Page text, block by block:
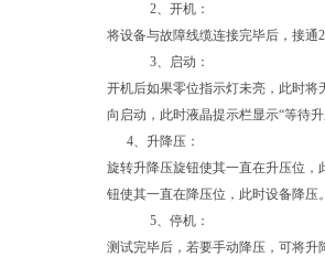
2、开机：
将设备与故障线缆连接完毕后，接通
3、启动：
开机后如果零位指示灯未亮，此时
向启动，此时液晶提示栏显示“等待
4、升降压：
旋转升降压旋钮使其一直在升压位
钮使其一直在降压位，此时设备降压
5、停机：
测试完毕后，若要手动降压，可将